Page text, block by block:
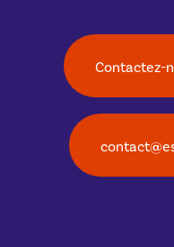
Contactez-